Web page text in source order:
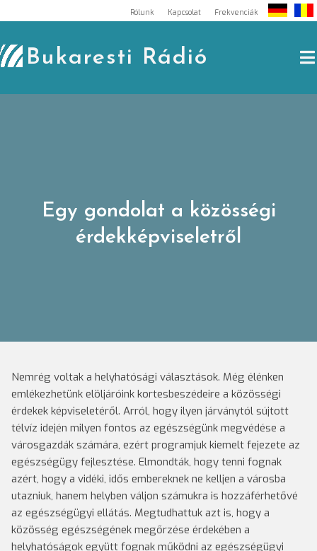
to
content
Rólunk Kapcsolat Frekvenciák
Bukaresti Rádió
Egy gondolat a közösségi
érdekképviseletről
Nemrég voltak a helyhatósági választások. Még élénken
emlékezhetünk elöljáróink kortesbeszédeire a közösségi
érdekek képviseletéről. Arról, hogy ilyen járványtól sújtott
télvíz idején milyen fontos az egészségünk megvédése a
városgazdák számára, ezért programjuk kiemelt fejezete az
egészségügy fejlesztése. Elmondták, hogy tenni fognak
azért, hogy a vidéki, idős embereknek ne kelljen a városba
utazniuk, hanem helyben váljon számukra is hozzáférhetővé
az egészségügyi ellátás. Megtudhattuk azt is, hogy a
közösség egészségének megőrzése érdekében a
helyhatóságok együtt fognak működni az egészségügyi